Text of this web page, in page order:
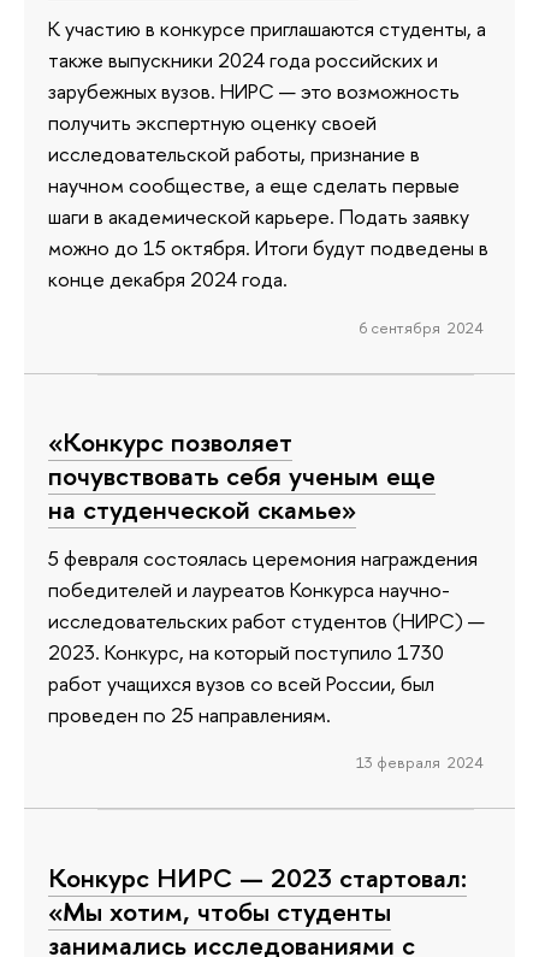
К участию в конкурсе приглашаются студенты, а
также выпускники 2024 года российских и
зарубежных вузов. НИРС — это возможность
получить экспертную оценку своей
исследовательской работы, признание в
научном сообществе, а еще сделать первые
шаги в академической карьере. Подать заявку
можно до 15 октября. Итоги будут подведены в
конце декабря 2024 года.
6 сентября 2024
«Конкурс позволяет
почувствовать себя ученым еще
на студенческой скамье»
5 февраля состоялась церемония награждения
победителей и лауреатов Конкурса научно-
исследовательских работ студентов (НИРС) —
2023. Конкурс, на который поступило 1730
работ учащихся вузов со всей России, был
проведен по 25 направлениям.
13 февраля 2024
Конкурс НИРС — 2023 стартовал:
«Мы хотим, чтобы студенты
занимались исследованиями с